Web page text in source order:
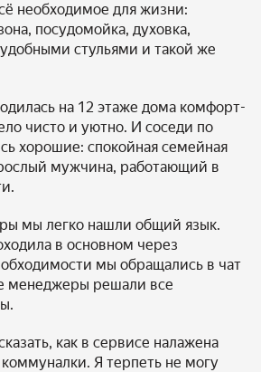
необходимое для жизни:
посудомойка, духовка,
стульями и такой же
на 12 этаже дома комфорт-
чисто и уютно. И соседи по
хорошие: спокойная семейная
мужчина, работающий в
мы легко нашли общий язык.
в основном через
мы обращались в чат
менеджеры решали все
как в сервисе налажена
Я терпеть не могу